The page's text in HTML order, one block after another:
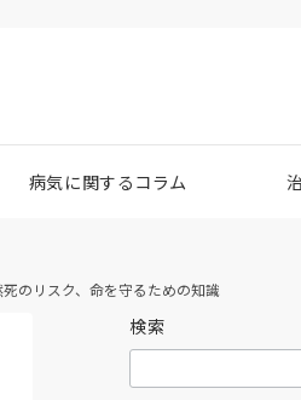
病気に関するコラム
のリスク、命を守るための知識
検索